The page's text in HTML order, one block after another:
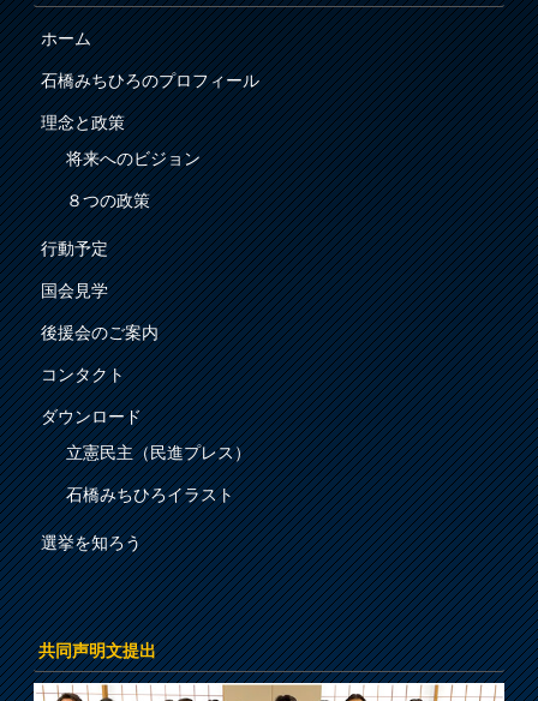
ホーム
石橋みちひろのプロフィール
理念と政策
将来へのビジョン
８つの政策
行動予定
国会見学
後援会のご案内
コンタクト
ダウンロード
立憲民主（民進プレス）
石橋みちひろイラスト
選挙を知ろう
共同声明文提出